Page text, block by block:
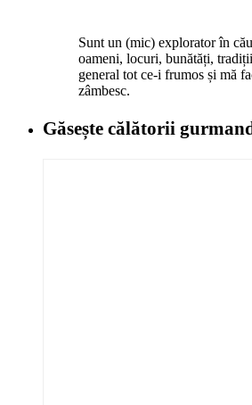
Sunt un (mic) explorator în
oameni, locuri, bunătăți,
general tot ce-i frumos și mă
zâmbesc.
Găsește călătorii